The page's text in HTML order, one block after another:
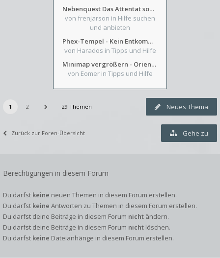
Nebenquest Das Attentat sowie Beilunker Reiter und zwei kleine Ausrüstungsfragen
von frenjarson in Hilfe suchen
und anbieten
Phex-Tempel - Kein Entkommen aus Weinkeller/Bibliothek Trakt
von Harados in Tipps und Hilfe
Minimap vergrößern - Orientierung in Blutzinnen
von Eomer in Tipps und Hilfe
Neues Thema
1 2 29 Themen
Zurück zur Foren-Übersicht Gehe zu
Berechtigungen in diesem Forum
Du darfst keine neuen Themen in diesem Forum erstellen.
Du darfst keine Antworten zu Themen in diesem Forum erstellen.
Du darfst deine Beiträge in diesem Forum nicht ändern.
Du darfst deine Beiträge in diesem Forum nicht löschen.
Du darfst keine Dateianhänge in diesem Forum erstellen.